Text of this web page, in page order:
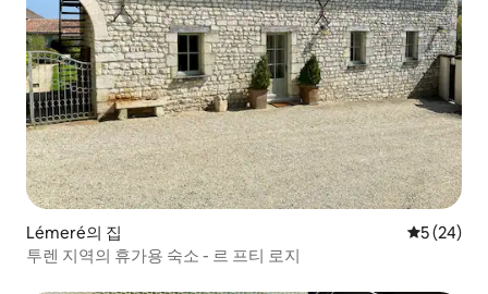
Lémeré의 집 평점 5점(5
5 (24)
투렌 지역의 휴가용 숙소 - 르 프티 로지